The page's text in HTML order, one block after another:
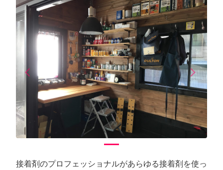
arrow_back_iosPrevious arrow_forward_iosNext
接着剤のプロフェッショナルがあらゆる接着剤を使っ